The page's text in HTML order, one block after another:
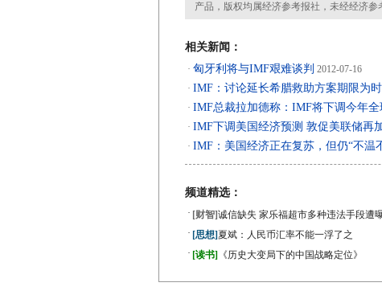
产品，版权均属经济参考报社，未经经济参
相关新闻：
· 匈牙利将与IMF艰难谈判 2012-07-16
· IMF：讨论延长希腊救助方案期限为
· IMF总裁拉加德称：IMF将下调今年全
· IMF下调美国经济预测 敦促美联储再
· IMF：美国经济正在复苏，但仍“不温
频道精选：
· [财智]诚信缺失 家乐福超市多种违法手段遭
· [思想]夏斌：人民币汇率不能一浮了之
· [读书] 《历史大变局下的中国战略定位》